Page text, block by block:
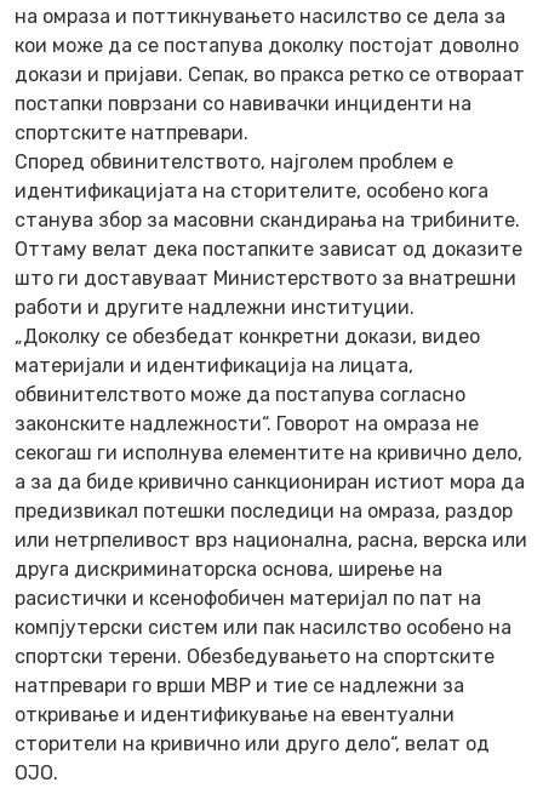
на омраза и поттикнувањето насилство се дела за
кои може да се постапува доколку постојат доволно
докази и пријави. Сепак, во пракса ретко се отвораат
постапки поврзани со навивачки инциденти на
спортските натпревари.
Според обвинителството, најголем проблем е
идентификацијата на сторителите, особено кога
станува збор за масовни скандирања на трибините.
Оттаму велат дека постапките зависат од доказите
што ги доставуваат Министерството за внатрешни
работи и другите надлежни институции.
„Доколку се обезбедат конкретни докази, видео
материјали и идентификација на лицата,
обвинителството може да постапува согласно
законските надлежности“. Говорот на омраза не
секогаш ги исполнува елементите на кривично дело,
а за да биде кривично санкциониран истиот мора да
предизвикал потешки последици на омраза, раздор
или нетрпеливост врз национална, расна, верска или
друга дискриминаторска основа, ширење на
расистички и ксенофобичен материјал по пат на
компјутерски систем или пак насилство особено на
спортски терени. Обезбедувањето на спортските
натпревари го врши МВР и тие се надлежни за
откривање и идентификување на евентуални
сторители на кривично или друго дело“, велат од
ОЈО.